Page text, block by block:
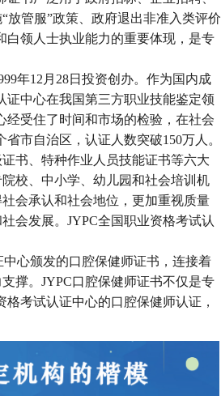
放管服”政策、政府退出非准入类评价
白领人士执业能力的重要体现，是专
年12月28日投资创办。作为国内成
证中心在我国第三方职业技能鉴定领
经受住了时间和市场的检验，在社会
市自治区，认证人数突破150万人 。
书、特种作业人员技能证书等六大
校、中小学、幼儿园和社会培训机
会承认和社会地位，更加重视质量
会发展。 JYPC全国职业资格考试认
心颁发的口腔保健师证书，连接着
撑。JYPC口腔保健师证书不仅是专
考试认证中心的口腔保健师认证，